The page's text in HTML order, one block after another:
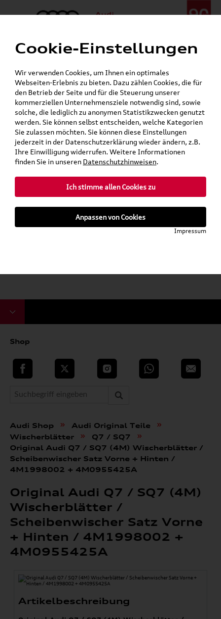
Menü
24h-Pannenhilfe:+49 (0)171 / 870 72 87
Öffnet in 9 Stunden, 51 Minuten
Verkauf:
Mo. - Fr. 08:00 - 19:00 Uhr Sa. 09:00 - 13:00 Uhr
Service:Mo. - Fr. 06:00 - 20:00 Uhr Sa. 08:00 - 13:00 Uhr
Jetzt sparen bei unseren
Dachboxen!
Grundträger zum Schnäppchenpreis
Shop
teilen Twitter Instagram WhatsApp E-Mail
Audi Shop » Audi Original Teile »
Wischerblätter » Q7 / SQ7 »
Original Audi Q7 / SQ7 (4M) Wischerblätter /
Scheibenwischer Satz Vorne + Hinten /
4M1998002 + 4M0955425A
Original Audi Q7 / SQ7 (4M)
Wischerblätter /
Scheibenwischer Satz Vorne
+ Hinten / 4M1998002 +
4M0955425A
Artikelbeschreibung
Cookie-Einstellungen
Wir verwenden Cookies, um Ihnen ein optimales
Webseiten-Erlebnis zu bieten. Dazu zählen Cookies, die für
den Betrieb der Seite und für die Steuerung unserer
kommerziellen Unternehmensziele notwendig sind, sowie
solche, die lediglich zu anonymen Statistikzwecken genutzt
werden. Sie können selbst entscheiden, welche Kategorien
Sie zulassen möchten. Sie können diese Einstellungen
jederzeit in der Datenschutzerklärung wieder ändern, z.B.
Ihre Einwilligung widerrufen. Weitere Informationen
finden Sie in unseren Datenschutzhinweisen.
Ich stimme allen Cookies zu
Anpassen von Cookies
Impressum